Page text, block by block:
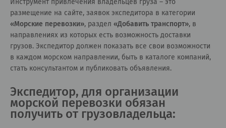
размещение на сайте, заявок экспедитора в категории
«Морские перевозки», раздел «Добавить транспорт», в
направлениях из которых есть возможность доставки
грузов. Экспедитор должен показать все свои возможности
в каждом морском направлении, быть в каталоге компаний,
стать консультантом и публиковать объявления.
Экспедитор, для организации
морской перевозки обязан
получить от грузовладельца: